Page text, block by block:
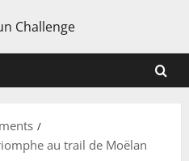
au trail de Moëlan